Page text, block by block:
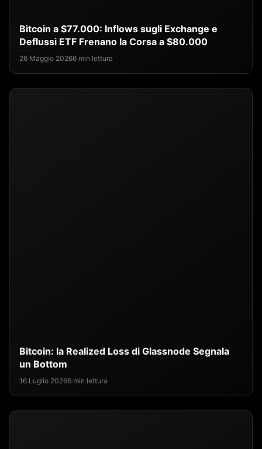
Bitcoin a $77.000: Inflows sugli Exchange e
Deflussi ETF Frenano la Corsa a $80.000
26 Maggio 20266 min lettura
Bitcoin: la Realized Loss di Glassnode Segnala
un Bottom
16 Luglio 20266 min lettura